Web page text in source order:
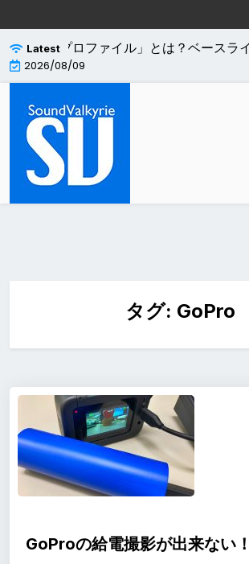
to
content
Latest
ドの「プロファイル」とは？ベースラ
2026/08/09
タグ: GoPro
GoProの給電撮影が出来ない！